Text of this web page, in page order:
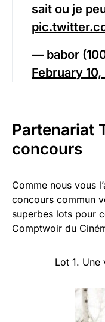
sait ou je
— babor
February 10,
Partenariat
concours
Comme nous vous
concours commun
superbes lots pour
Comptwoir du
Lot 1. Une